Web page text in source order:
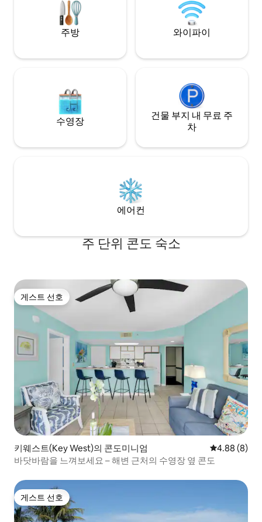
당, 편의점, 해변 근처에 위치, 비치 타월 주
차 공간 1대, 무료
다. 콘도에서 차로 불과 몇 마일 거리에 있는
멋진 키스 어드벤
니다.
주방 와이파이
수영장
건물 부지 내 무료 주
차
에어컨
주 단위 콘도 숙소
게스트 선호
게스트 선호
키웨스트(Key West)의 콘도미니엄 평점 4.88점
4.88 (8)
바닷바람을 느껴보세요 – 해변 근처의 수영장 옆 콘도
게스트 선호
게스트 선호